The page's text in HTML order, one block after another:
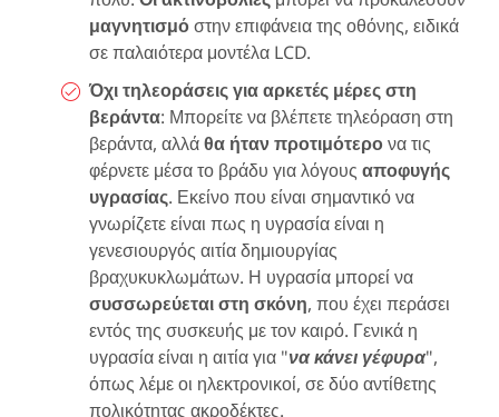
μαγνητισμόστην επιφάνεια της οθόνης, ειδικά
σε παλαιότερα μοντέλα LCD.
Όχι τηλεοράσεις για αρκετές μέρες στη
βεράντα: Μπορείτε να βλέπετε τηλεόραση στη
βεράντα, αλλάθα ήταν προτιμότερονα τις
φέρνετε μέσα το βράδυ για λόγους αποφυγής
υγρασίας. Εκείνο που είναι σημαντικό να
γνωρίζετε είναι πως η υγρασία είναι η
γενεσιουργός αιτία δημιουργίας
βραχυκυκλωμάτων. Η υγρασία μπορεί να
συσσωρεύεται στη σκόνη, που έχει περάσει
εντός της συσκευής με τον καιρό. Γενικά η
υγρασία είναι η αιτία για "να κάνει γέφυρα",
όπως λέμε οι ηλεκτρονικοί, σε δύο αντίθετης
πολικότητας ακροδέκτες.